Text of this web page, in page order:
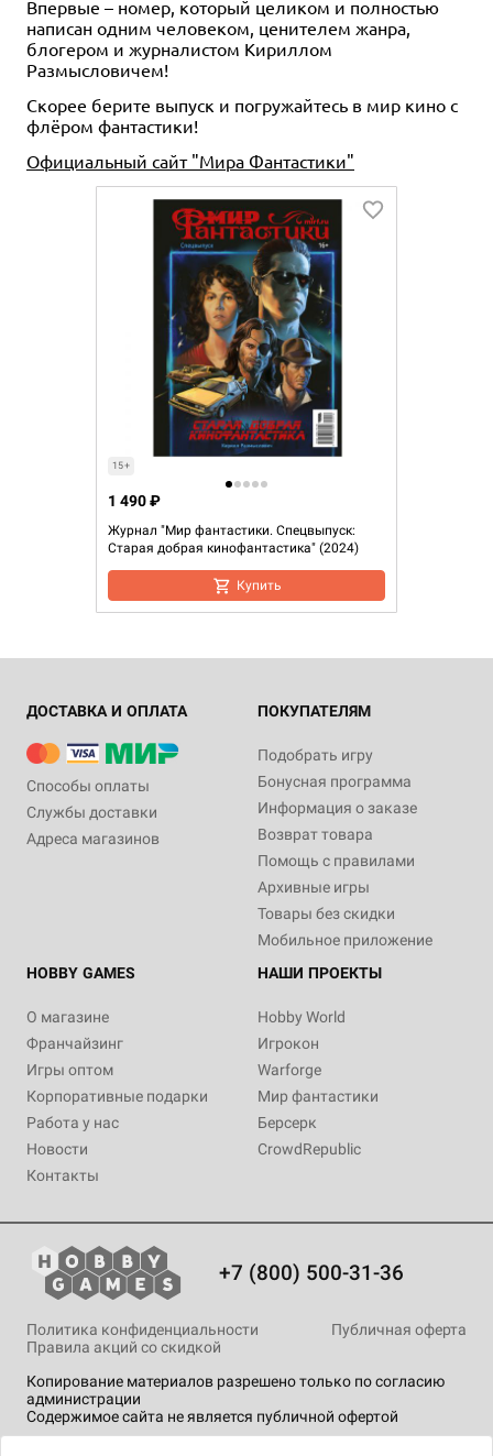
Впервые – номер, который целиком и полностью
написан одним человеком, ценителем жанра,
блогером и журналистом Кириллом
Размысловичем!
Скорее берите выпуск и погружайтесь в мир кино с
флёром фантастики!
Официальный сайт "Мира Фантастики"
15+
Журнал "Мир фантастики. Спецвыпуск:
Старая добрая кинофантастика" (2024)
1 490 ₽
Купить
ДОСТАВКА И ОПЛАТА
Способы оплаты
Службы доставки
Адреса магазинов
ПОКУПАТЕЛЯМ
Подобрать игру
Бонусная программа
Информация о заказе
Возврат товара
Помощь с правилами
Архивные игры
Товары без скидки
Мобильное приложение
HOBBY GAMES
О магазине
Франчайзинг
Игры оптом
Корпоративные подарки
Работа у нас
Новости
Контакты
НАШИ ПРОЕКТЫ
Hobby World
Игрокон
Warforge
Мир фантастики
Берсерк
CrowdRepublic
+7 (800) 500-31-36
Копирование материалов разрешено только по согласию
администрации
Содержимое сайта не является публичной офертой
Политика конфиденциальности
Публичная оферта
Правила акций со скидкой